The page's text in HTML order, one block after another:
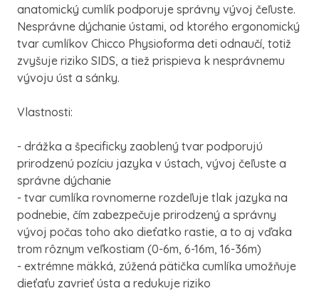
anatomický cumlík podporuje správny vývoj čeľuste.
Nesprávne dýchanie ústami, od ktorého ergonomický
tvar cumlíkov Chicco Physioforma deti odnaučí, totiž
zvyšuje riziko SIDS, a tiež prispieva k nesprávnemu
vývoju úst a sánky.
Vlastnosti:
- drážka a špecificky zaoblený tvar podporujú
prirodzenú pozíciu jazyka v ústach, vývoj čeľuste a
správne dýchanie
- tvar cumlíka rovnomerne rozdeľuje tlak jazyka na
podnebie, čím zabezpečuje prirodzený a správny
vývoj počas toho ako dieťatko rastie, a to aj vďaka
trom rôznym veľkostiam (0-6m, 6-16m, 16-36m)
- extrémne mäkká, zúžená pätička cumlíka umožňuje
dieťaťu zavrieť ústa a redukuje riziko